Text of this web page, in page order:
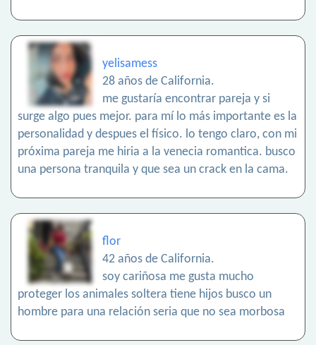
yelisamess
28 años de California.
me gustaría encontrar pareja y si
surge algo pues mejor. para mí lo más importante es la
personalidad y despues el físico. lo tengo claro, con mi
próxima pareja me hiria a la venecia romantica. busco
una persona tranquila y que sea un crack en la cama.
flor
42 años de California.
soy cariñosa me gusta mucho
proteger los animales soltera tiene hijos busco un
hombre para una relación seria que no sea morbosa